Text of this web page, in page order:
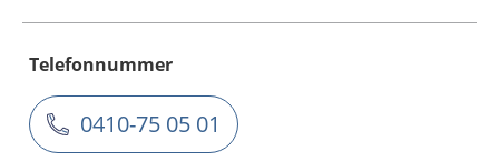
Telefonnummer
0410-75 05 01